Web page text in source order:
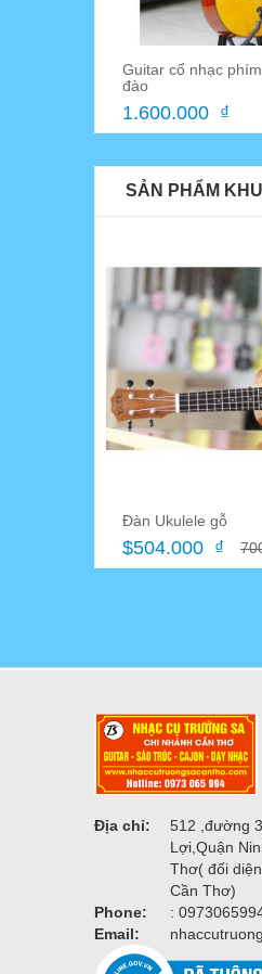
Guitar cổ nhạc
đào
1.600.000 ₫
SẢN PHẨM
Đàn Ukulele gỗ
$504.000 ₫
Địa chỉ:
512 ,đường
Lợi,Quận
Thơ( đối
Cần Thơ)
Phone:
:
Email: